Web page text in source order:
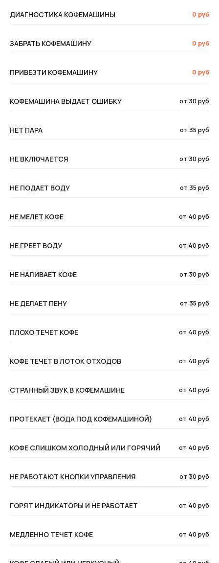
ДИАГНОСТИКА КОФЕМАШИНЫ 0 руб
ЗАБРАТЬ КОФЕМАШИНУ 0 руб
ПРИВЕЗТИ КОФЕМАШИНУ 0 руб
КОФЕМАШИНА ВЫДАЕТ ОШИБКУ от 30 руб
НЕТ ПАРА от 35 руб
НЕ ВКЛЮЧАЕТСЯ от 30 руб
НЕ ПОДАЕТ ВОДУ от 35 руб
НЕ МЕЛЕТ КОФЕ от 40 руб
НЕ ГРЕЕТ ВОДУ от 40 руб
НЕ НАЛИВАЕТ КОФЕ от 30 руб
НЕ ДЕЛАЕТ ПЕНУ от 35 руб
ПЛОХО ТЕЧЕТ КОФЕ от 40 руб
КОФЕ ТЕЧЕТ В ЛОТОК ОТХОДОВ от 40 руб
СТРАННЫЙ ЗВУК В КОФЕМАШИНЕ от 40 руб
ПРОТЕКАЕТ (ВОДА ПОД КОФЕМАШИНОЙ) от 40 руб
КОФЕ СЛИШКОМ ХОЛОДНЫЙ ИЛИ ГОРЯЧИЙ от 40 руб
НЕ РАБОТАЮТ КНОПКИ УПРАВЛЕНИЯ от 30 руб
ГОРЯТ ИНДИКАТОРЫ И НЕ РАБОТАЕТ от 40 руб
МЕДЛЕННО ТЕЧЕТ КОФЕ от 40 руб